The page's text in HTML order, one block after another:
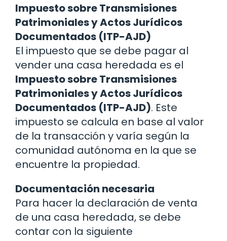
Impuesto sobre Transmisiones
Patrimoniales y Actos Jurídicos
Documentados (ITP-AJD)
El impuesto que se debe pagar al
vender una casa heredada es el
Impuesto sobre Transmisiones
Patrimoniales y Actos Jurídicos
Documentados (ITP-AJD). Este
impuesto se calcula en base al valor
de la transacción y varía según la
comunidad autónoma en la que se
encuentre la propiedad.
Documentación necesaria
Para hacer la declaración de venta
de una casa heredada, se debe
contar con la siguiente